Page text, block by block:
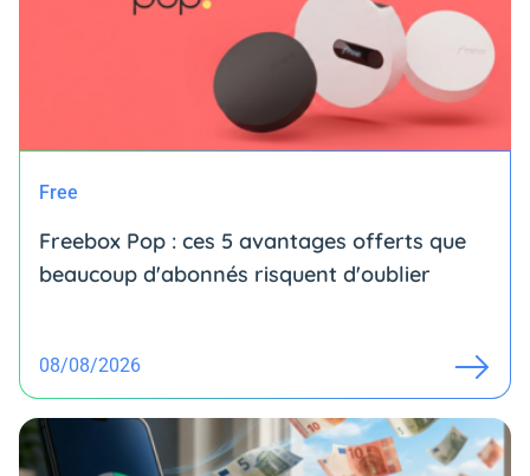
Free
Freebox Pop : ces 5 avantages offerts que
beaucoup d'abonnés risquent d'oublier
08/08/2026